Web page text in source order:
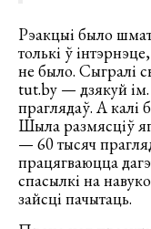
Рэакцыі было
толькі ў
не было. Сыгралі
tut.by — дзякуй
праглядаў. А калі
Шыла размясціў
— 60 тысяч
працягваюцца
спасылкі на
зайсці пачытаць.